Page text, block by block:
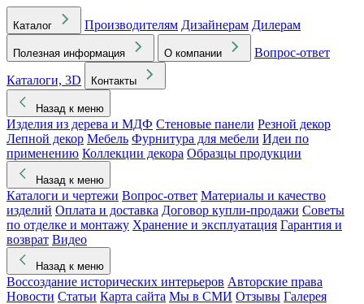
Каталог Производителям Дизайнерам Дилерам
Полезная информация О компании
Вопрос-ответ
Каталоги, 3D
Контакты
Назад к меню
Изделия из дерева и МДФ Стеновые панели Резной декор
Лепной декор Мебель Фурнитура для мебели Идеи по
применению Коллекции декора Образцы продукции
Назад к меню
Каталоги и чертежи Вопрос-ответ Материалы и качество
изделий Оплата и доставка Договор купли-продажи Советы
по отделке и монтажу Хранение и эксплуатация Гарантия и
возврат Видео
Назад к меню
Воссоздание исторических интерьеров Авторские права
Новости Статьи Карта сайта Мы в СМИ Отзывы Галерея